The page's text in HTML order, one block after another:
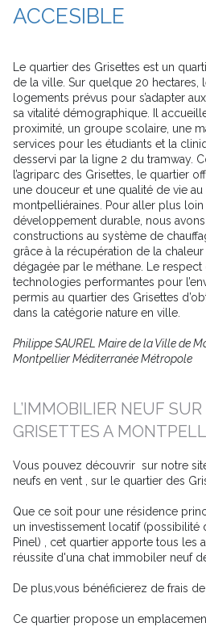
ACCESIBLE
Le quartier des Grisettes est un
de la ville. Sur quelque 20 hectares,
logements prévus pour s’adapter
sa vitalité démographique. Il
proximité, un groupe scolaire, une
services pour les étudiants et la
desservi par la ligne 2 du tramway.
l’agriparc des Grisettes, le quartier
une douceur et une qualité de vie
montpelliéraines. Pour aller plus
développement durable, nous
constructions au système de
grâce à la récupération de la
dégagée par le méthane. Le respect
technologies performantes pour
permis au quartier des Grisettes
dans la catégorie nature en ville.
Philippe SAUREL Maire de la Ville de
Montpellier Méditerranée Métropole
L’IMMOBILIER NEUF
GRISETTES A
Vous pouvez découvrir sur notre
neufs en vent , sur le quartier des
Que ce soit pour une résidence
un investissement locatif (possibilité
Pinel) , cet quartier apporte tous les
réussite d'una chat immobiler neuf
De plus,vous bénéficierez de frais de
Ce quartier propose un